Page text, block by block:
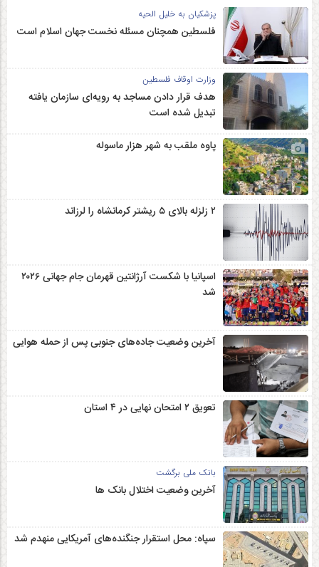
پزشکیان به خلیل الحیه
فلسطین همچنان مسئله نخست جهان اسلام است
وزارت اوقاف فلسطین
هدف قرار دادن مساجد به رویه‌ای سازمان‌ یافته
تبدیل شده است
پاوه ملقب به شهر هزار ماسوله
۲ زلزله‌ بالای ۵ ریشتر کرمانشاه را لرزاند
اسپانیا با شکست آرژانتین قهرمان جام جهانی ۲۰۲۶
شد
آخرین وضعیت جاده‌های جنوبی پس از حمله هوایی
تعویق ۲ امتحان نهایی در ۴ استان
بانک ملی برگشت
آخرین وضعیت اختلال بانک ها
سپاه: محل استقرار جنگنده‌های آمریکایی منهدم شد